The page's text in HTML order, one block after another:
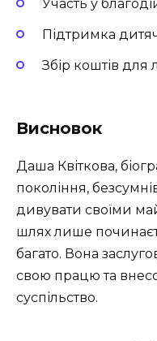
Участь у
Підтримка
Збір коштів для
Висновок
Даша Квіткова,
покоління,
дивувати своїми
шлях лише
багато. Вона
свою працю та
суспільство.